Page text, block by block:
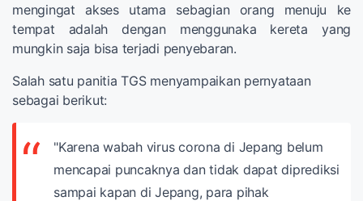
mengingat akses utama sebagian orang menuju ke
tempat adalah dengan menggunaka kereta yang
mungkin saja bisa terjadi penyebaran.
Salah satu panitia TGS menyampaikan pernyataan
sebagai berikut:
"Karena wabah virus corona di Jepang belum
mencapai puncaknya dan tidak dapat diprediksi
sampai kapan di Jepang, para pihak